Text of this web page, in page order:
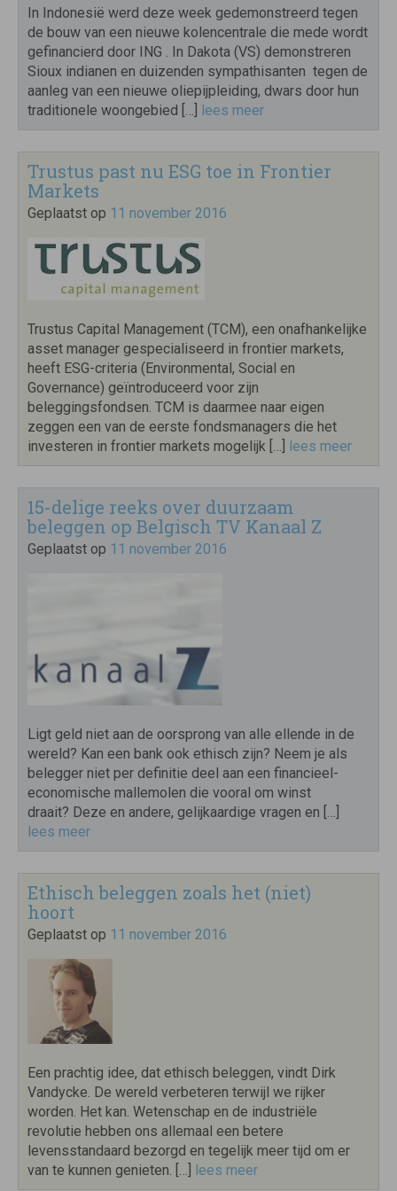
In Indonesië werd deze week gedemonstreerd tegen
de bouw van een nieuwe kolencentrale die mede wordt
gefinancierd door ING . In Dakota (VS) demonstreren
Sioux indianen en duizenden sympathisanten tegen de
aanleg van een nieuwe oliepijpleiding, dwars door hun
traditionele woongebied […] lees meer
Trustus past nu ESG toe in Frontier
Markets
Geplaatst op 11 november 2016
Trustus Capital Management (TCM), een onafhankelijke
asset manager gespecialiseerd in frontier markets,
heeft ESG-criteria (Environmental, Social en
Governance) geïntroduceerd voor zijn
beleggingsfondsen. TCM is daarmee naar eigen
zeggen een van de eerste fondsmanagers die het
investeren in frontier markets mogelijk […] lees meer
15-delige reeks over duurzaam
beleggen op Belgisch TV Kanaal Z
Geplaatst op 11 november 2016
Ligt geld niet aan de oorsprong van alle ellende in de
wereld? Kan een bank ook ethisch zijn? Neem je als
belegger niet per definitie deel aan een financieel-
economische mallemolen die vooral om winst
draait? Deze en andere, gelijkaardige vragen en […]
lees meer
Ethisch beleggen zoals het (niet)
hoort
Geplaatst op 11 november 2016
Een prachtig idee, dat ethisch beleggen, vindt Dirk
Vandycke. De wereld verbeteren terwijl we rijker
worden. Het kan. Wetenschap en de industriële
revolutie hebben ons allemaal een betere
levensstandaard bezorgd en tegelijk meer tijd om er
van te kunnen genieten. […] lees meer